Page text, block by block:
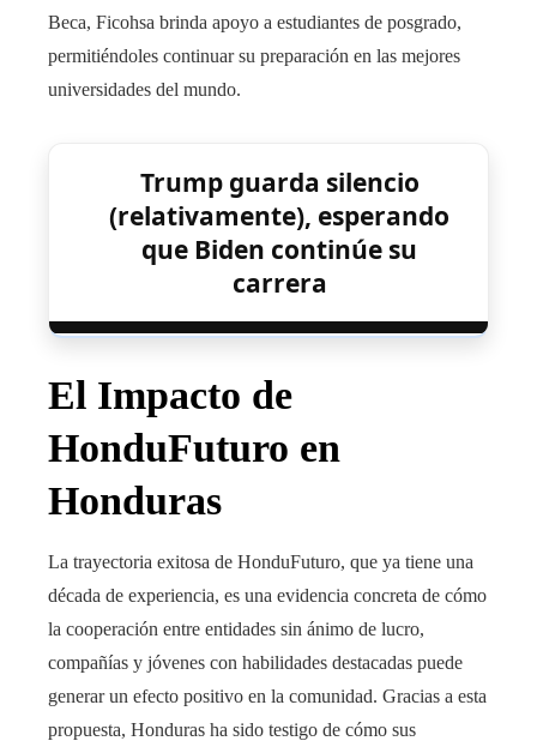
Beca, Ficohsa brinda apoyo a estudiantes de posgrado,
permitiéndoles continuar su preparación en las mejores
universidades del mundo.
Trump guarda silencio
(relativamente), esperando
que Biden continúe su
carrera
El Impacto de
HonduFuturo en
Honduras
La trayectoria exitosa de HonduFuturo, que ya tiene una
década de experiencia, es una evidencia concreta de cómo
la cooperación entre entidades sin ánimo de lucro,
compañías y jóvenes con habilidades destacadas puede
generar un efecto positivo en la comunidad. Gracias a esta
propuesta, Honduras ha sido testigo de cómo sus